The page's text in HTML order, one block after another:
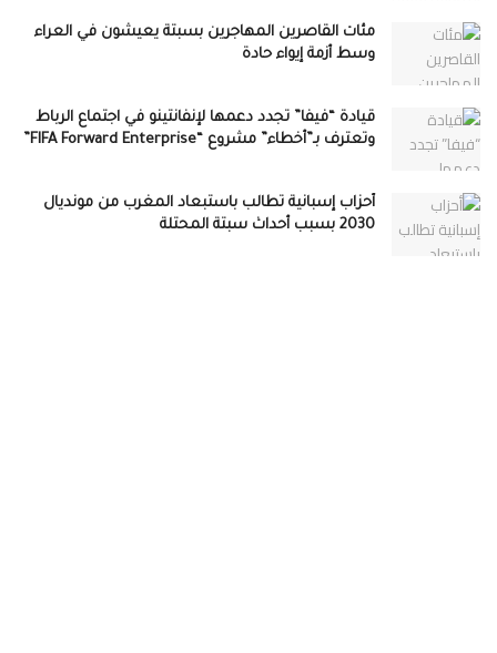
مئات القاصرين المهاجرين بسبتة يعيشون في العراء
وسط أزمة إيواء حادة
قيادة “فيفا” تجدد دعمها لإنفانتينو في اجتماع الرباط
وتعترف بـ”أخطاء” مشروع “FIFA Forward Enterprise”
أحزاب إسبانية تطالب باستبعاد المغرب من مونديال
2030 بسبب أحداث سبتة المحتلة